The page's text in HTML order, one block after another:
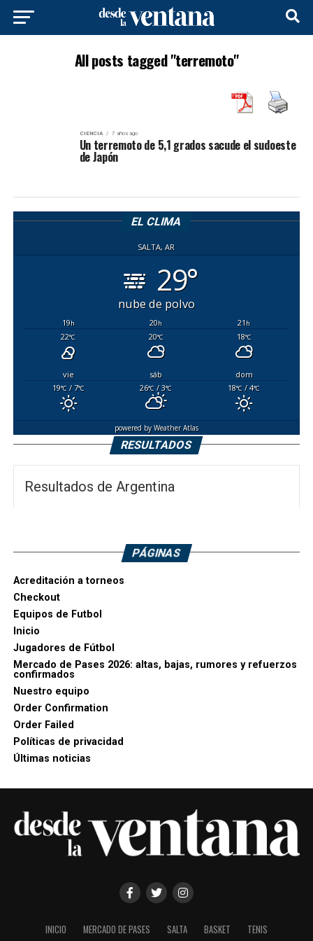
All posts tagged "terremoto"
CIENCIA 7 años ago
Un terremoto de 5,1 grados sacude el sudoeste
de Japón
EL CLIMA
SALTA, AR
29°
nube de polvo
19h 20h 21h
22°C 20°C 18°C
vie sáb
dom
19°C/ 7°C 26°C / 3°C 18°C / 4°C
powered byWeather Atlas
RESULTADOS
Resultados de Argentina
PÁGINAS
Acreditación a torneos
Checkout
Equipos de Futbol
Inicio
Jugadores de Fútbol
Mercado de Pases 2026: altas, bajas, rumores y refuerzos
confirmados
Nuestro equipo
Order Confirmation
Order Failed
Políticas de privacidad
Últimas noticias
INICIO MERCADO DE PASES SALTA BASKET TENIS